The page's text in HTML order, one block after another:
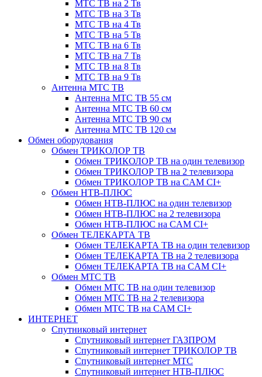
МТС ТВ на 2 Тв
МТС ТВ на 3 Тв
МТС ТВ на 4 Тв
МТС ТВ на 5 Тв
МТС ТВ на 6 Тв
МТС ТВ на 7 Тв
МТС ТВ на 8 Тв
МТС ТВ на 9 Тв
Антенна МТС ТВ
Антенна МТС ТВ 55 см
Антенна МТС ТВ 60 см
Антенна МТС ТВ 90 см
Антенна МТС ТВ 120 см
Обмен оборудования
Обмен ТРИКОЛОР ТВ
Обмен ТРИКОЛОР ТВ на один телевизор
Обмен ТРИКОЛОР ТВ на 2 телевизора
Обмен ТРИКОЛОР ТВ на CAM CI+
Обмен НТВ-ПЛЮС
Обмен НТВ-ПЛЮС на один телевизор
Обмен НТВ-ПЛЮС на 2 телевизора
Обмен НТВ-ПЛЮС на CAM CI+
Обмен ТЕЛЕКАРТА ТВ
Обмен ТЕЛЕКАРТА ТВ на один телевизор
Обмен ТЕЛЕКАРТА ТВ на 2 телевизора
Обмен ТЕЛЕКАРТА ТВ на CAM CI+
Обмен МТС ТВ
Обмен МТС ТВ на один телевизор
Обмен МТС ТВ на 2 телевизора
Обмен МТС ТВ на CAM CI+
ИНТЕРНЕТ
Спутниковый интернет
Спутниковый интернет ГАЗПРОМ
Спутниковый интернет ТРИКОЛОР ТВ
Спутниковый интернет МТС
Спутниковый интернет НТВ-ПЛЮС